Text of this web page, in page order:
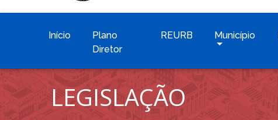
Início
Plano
Diretor
REURB Município
LEGISLAÇÃO